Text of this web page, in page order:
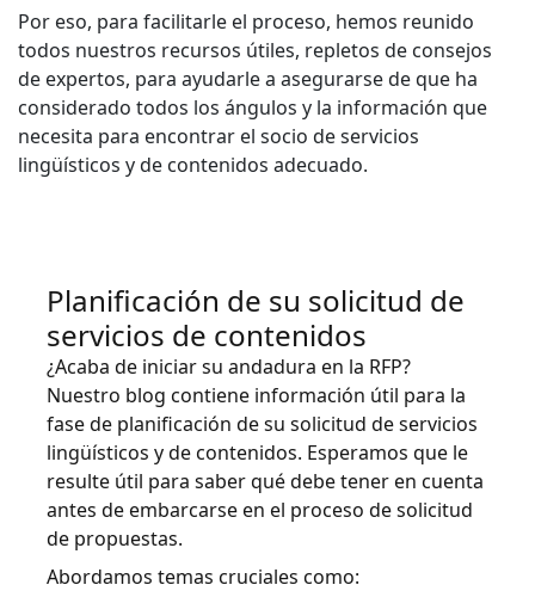
Todas las soluciones
Soluciones por Industria
Ciencias de la Vida
Finanzas
Jurídico
Instituciones Públicas
Defensa y Seguridad
Todas las industrias
Conoce a Lia
Traducción de IA rápida, inteligente y escalable
Por eso, para facilitarle el proceso, hemos reunido
todos nuestros recursos útiles, repletos de consejos
de expertos, para ayudarle a asegurarse de que ha
considerado todos los ángulos y la información que
necesita para encontrar el socio de servicios
lingüísticos y de contenidos adecuado.
Planificación de su solicitud de
servicios de contenidos
¿Acaba de iniciar su andadura en la RFP?
Nuestro blog contiene información útil para la
fase de planificación de su solicitud de servicios
lingüísticos y de contenidos. Esperamos que le
resulte útil para saber qué debe tener en cuenta
antes de embarcarse en el proceso de solicitud
de propuestas.
Abordamos temas cruciales como: